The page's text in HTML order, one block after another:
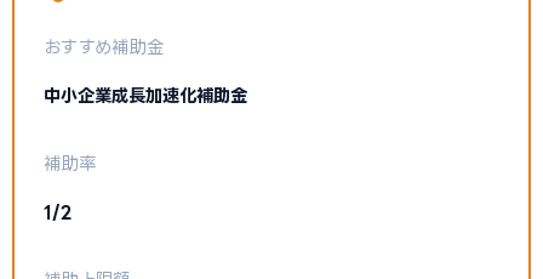
おすすめ補助金
中小企業成長加速化補助金
補助率
1/2